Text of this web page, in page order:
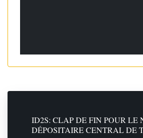
ID2S: CLAP DE FIN POUR LE
DÉPOSITAIRE CENTRAL DE